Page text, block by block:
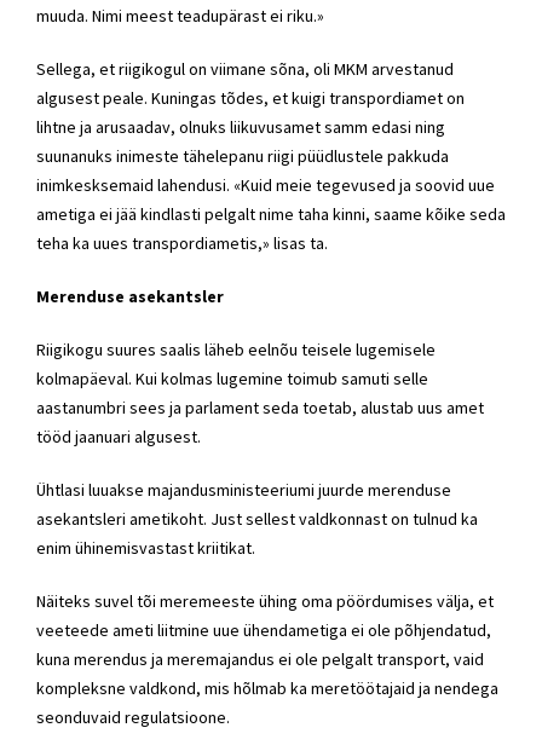
muuda. Nimi meest teadupärast ei riku.»
Sellega, et riigikogul on viimane sõna, oli MKM ­arvestanud
algusest peale. Kuningas tõdes, et kuigi transpordiamet on
lihtne ja arusaadav, olnuks liikuvusamet samm edasi ning
suunanuks inimeste tähelepanu riigi püüdlustele pakkuda
inimkesksemaid lahendusi. «Kuid meie tegevused ja soovid uue
ametiga ei jää kindlasti pelgalt nime taha kinni, saame kõike seda
teha ka uues transpordiametis,» lisas ta.
Merenduse asekantsler
Riigikogu suures saalis läheb eelnõu teisele lugemisele
kolmapäeval. Kui kolmas lugemine toimub samuti selle
aastanumbri sees ja parlament seda toetab, alustab uus amet
tööd jaanuari algusest.
Ühtlasi luuakse majandusministeeriumi juurde merenduse
asekantsleri ametikoht. Just sellest valdkonnast on tulnud ka
enim ühinemisvastast kriitikat.
Näiteks suvel tõi meremeeste ühing oma pöördumises välja, et
veeteede ameti liitmine uue ühendametiga ei ole põhjendatud,
kuna merendus ja meremajandus ei ole pelgalt transport, vaid
kompleksne valdkond, mis hõlmab ka meretöötajaid ja nendega
seonduvaid regulatsioone.